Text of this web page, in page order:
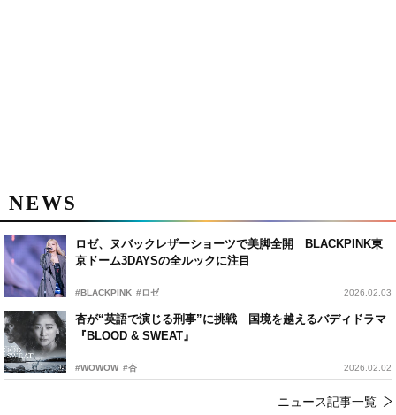
NEWS
ロゼ、ヌバックレザーショーツで美脚全開 BLACKPINK東
京ドーム3DAYSの全ルックに注目
#BLACKPINK #ロゼ 2026.02.03
杏が“英語で演じる刑事”に挑戦 国境を越えるバディドラマ
『BLOOD & SWEAT』
#WOWOW #杏 2026.02.02
ニュース記事一覧